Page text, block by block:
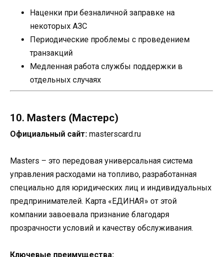
Наценки при безналичной заправке на
некоторых АЗС
Периодические проблемы с проведением
транзакций
Медленная работа службы поддержки в
отдельных случаях
10. Masters (Мастерс)
Официальный сайт: masterscard.ru
Masters – это передовая универсальная система
управления расходами на топливо, разработанная
специально для юридических лиц и индивидуальных
предпринимателей. Карта «ЕДИНАЯ» от этой
компании завоевала признание благодаря
прозрачности условий и качеству обслуживания.
Ключевые преимущества: